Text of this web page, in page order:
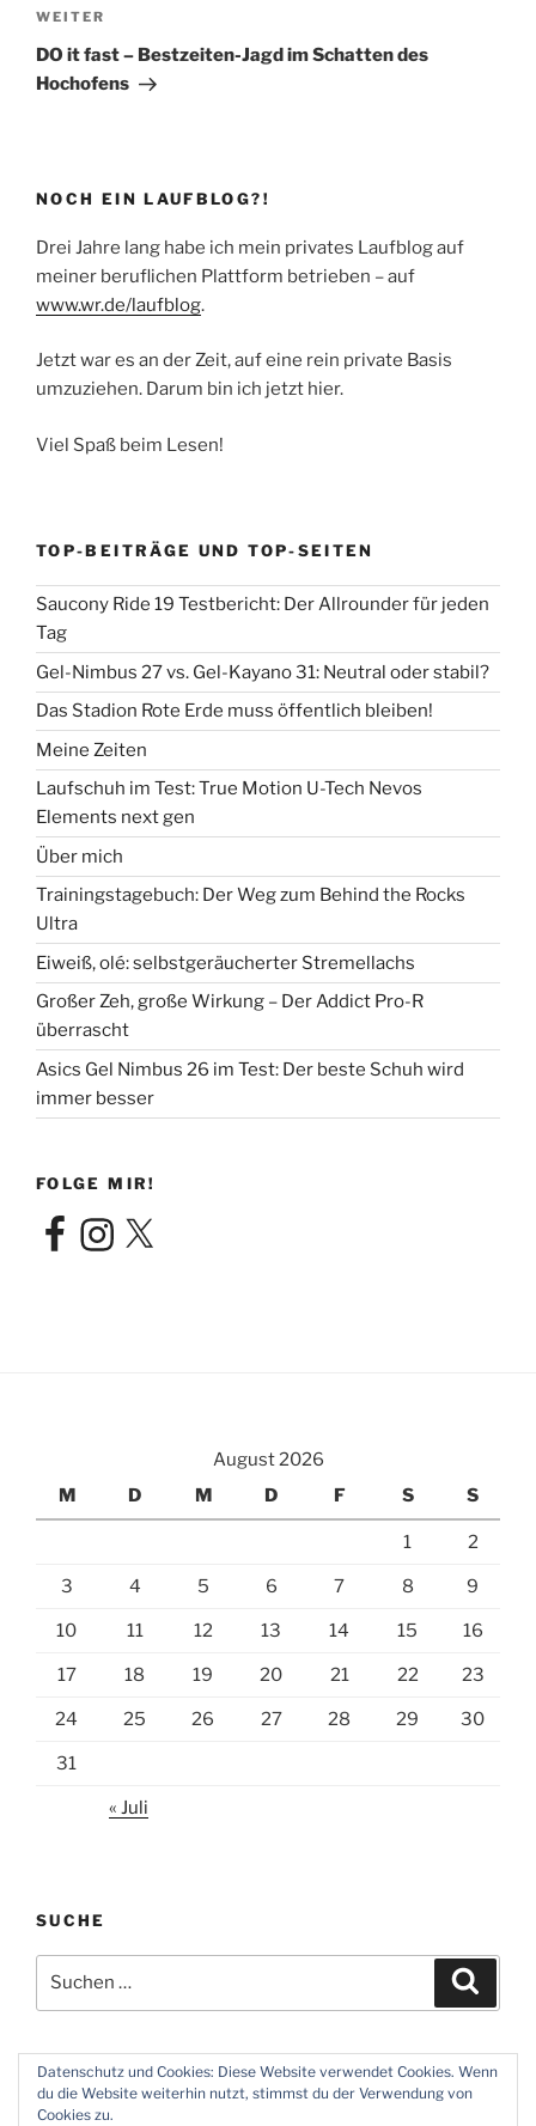
Nächster
Beitrag
WEITER
DO it fast – Bestzeiten-Jagd im Schatten des
Hochofens
NOCH EIN LAUFBLOG?!
Drei Jahre lang habe ich mein privates Laufblog auf
meiner beruflichen Plattform betrieben – auf
www.wr.de/laufblog.
Jetzt war es an der Zeit, auf eine rein private Basis
umzuziehen. Darum bin ich jetzt hier.
Viel Spaß beim Lesen!
TOP-BEITRÄGE UND TOP-SEITEN
Saucony Ride 19 Testbericht: Der Allrounder für jeden
Tag
Gel-Nimbus 27 vs. Gel-Kayano 31: Neutral oder stabil?
Das Stadion Rote Erde muss öffentlich bleiben!
Meine Zeiten
Laufschuh im Test: True Motion U-Tech Nevos
Elements next gen
Über mich
Trainingstagebuch: Der Weg zum Behind the Rocks
Ultra
Eiweiß, olé: selbstgeräucherter Stremellachs
Großer Zeh, große Wirkung – Der Addict Pro-R
überrascht
Asics Gel Nimbus 26 im Test: Der beste Schuh wird
immer besser
FOLGE MIR!
FacebookInstagram
X
August 2026
M
D M D F S S
1 2
3 4 5 6 7 8 9
10 11 12 13 14 15 16
17 18 19 20 21 22 23
24 25 26 27 28 29 30
31
« Juli
SUCHE
nach:
Twitter
Datenschutz und Cookies: Diese Website verwendet Cookies. Wenn
du die Website weiterhin nutzt, stimmst du der Verwendung von
Cookies zu.